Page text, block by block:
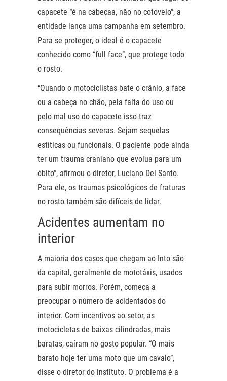
capacete “é na cabeçaa, não no cotovelo”, a
entidade lança uma campanha em setembro.
Para se proteger, o ideal é o capacete
conhecido como “full face”, que protege todo
o rosto.
“Quando o motociclistas bate o crânio, a face
ou a cabeça no chão, pela falta do uso ou
pelo mal uso do capacete isso traz
consequências severas. Sejam sequelas
estíticas ou funcionais. O paciente pode ainda
ter um trauma craniano que evolua para um
óbito”, afirmou o diretor, Luciano Del Santo.
Para ele, os traumas psicológicos de fraturas
no rosto também são difíceis de lidar.
Acidentes aumentam no
interior
A maioria dos casos que chegam ao Into são
da capital, geralmente de mototáxis, usados
para subir morros. Porém, começa a
preocupar o número de acidentados do
interior. Com incentivos ao setor, as
motocicletas de baixas cilindradas, mais
baratas, caíram no gosto popular. “O mais
barato hoje ter uma moto que um cavalo”,
disse o diretor do instituto. O problema é a